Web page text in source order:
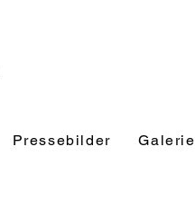
Pressebilder Galerie